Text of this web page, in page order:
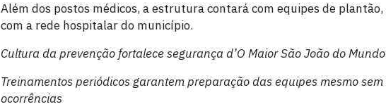
Além dos postos médicos, a estrutura contará com equipes de
com a rede hospitalar do município.
Cultura da prevenção fortalece segurança d’O Maior São João do Mundo
Treinamentos periódicos garantem preparação das equipes mesmo
ocorrências